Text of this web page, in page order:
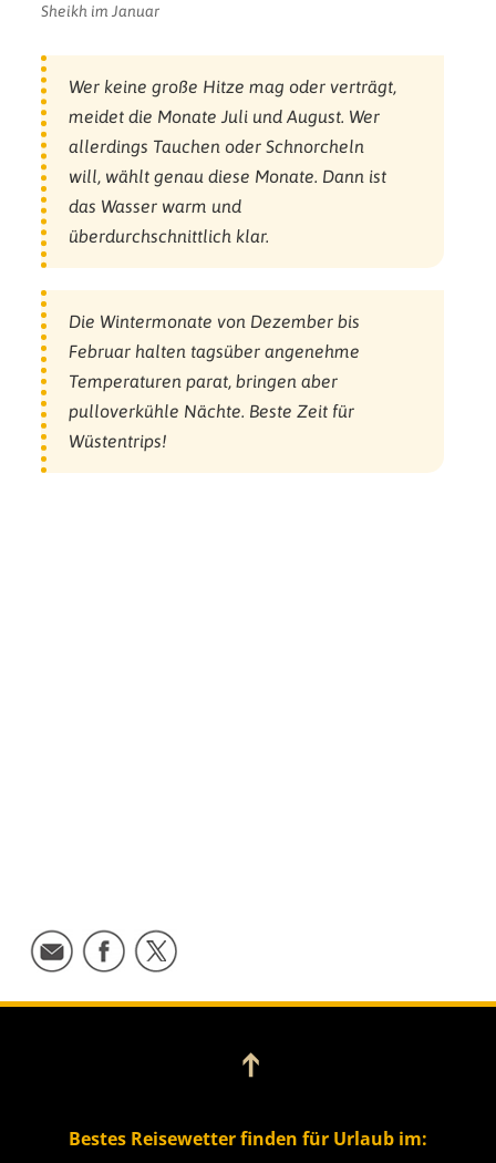
Sheikh im Januar
Wer keine große Hitze mag oder verträgt,
meidet die Monate Juli und August. Wer
allerdings Tauchen oder Schnorcheln
will, wählt genau diese Monate. Dann ist
das Wasser warm und
überdurchschnittlich klar.
Die Wintermonate von Dezember bis
Februar halten tagsüber angenehme
Temperaturen parat, bringen aber
pulloverkühle Nächte. Beste Zeit für
Wüstentrips!
➔
Bestes Reisewetter finden für Urlaub im: